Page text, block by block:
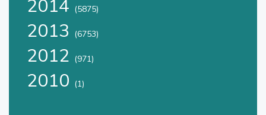
2014 (5875)
2013 (6753)
2012 (971)
2010 (1)